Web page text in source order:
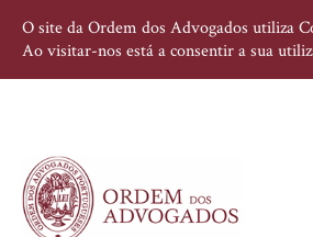
O site da Ordem dos Advogados utiliza
Ao visitar-nos está a consentir a sua